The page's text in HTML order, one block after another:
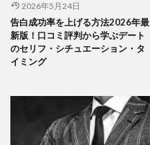
2026年5月24日
告白成功率を上げる方法2026年最
新版！口コミ評判から学ぶデート
のセリフ・シチュエーション・タ
イミング